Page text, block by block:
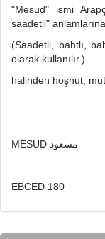
"Mesud" ismi
saadetli"
(Saadetli, bahtlı,
olarak kullanılır.)
halinden hoşnut,
MESUD مسعود
EBCED 180